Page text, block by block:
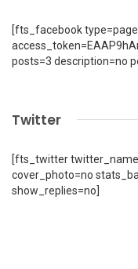
[fts_facebook
posts=3 description=no
Twitter
[fts_twitter
cover_photo=no
show_replies=no]